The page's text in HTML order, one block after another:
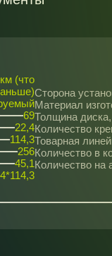
(что
69
22,4
114,3
256
45,1
4*114,3
Сторона
Материал
Толщина
Количество
Товарная
Количество в
Количество на